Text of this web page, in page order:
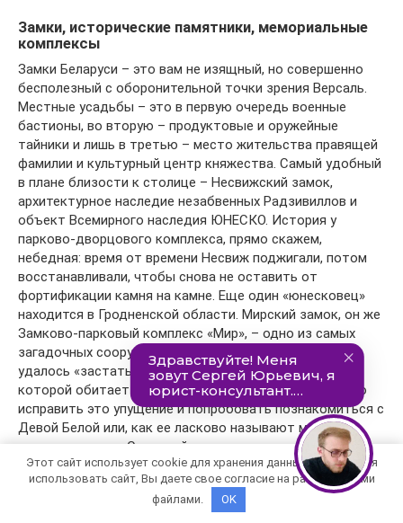
Замки, исторические памятники, мемориальные
комплексы
Замки Беларуси – это вам не изящный, но совершенно
бесполезный с оборонительной точки зрения Версаль.
Местные усадьбы – это в первую очередь военные
бастионы, во вторую – продуктовые и оружейные
тайники и лишь в третью – место жительства правящей
фамилии и культурный центр княжества. Самый удобный
в плане близости к столице – Несвижский замок,
архитектурное наследие незабвенных Радзивиллов и
объект Всемирного наследия ЮНЕСКО. История у
парково-дворцового комплекса, прямо скажем,
небедная: время от времени Несвиж поджигали, потом
восстанавливали, чтобы снова не оставить от
фортификации камня на камне. Еще один «юнесковец»
находится в Гродненской области. Мирский замок, он же
Замково-парковый комплекс «Мир», – одно из самых
загадочных сооружений XVI века. Так что если вам не
удалось «застать дома» Черную Деву Несвижа, дух
которой обитает в одноименном замке, в Мире можно
исправить это упущение и попробовать познакомиться с
Девой Белой или, как ее ласково называют местные
экскурсоводы, – Сонечкой.
Читайте также:
Этот сайт использует cookie для хранения данных. Продолжая
использовать сайт, Вы даете свое согласие на работу с этими
файлами.
OK